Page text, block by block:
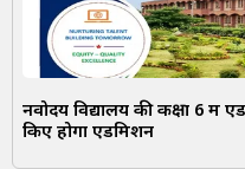
नवोदय विद्यालय की कक्षा 6 में
किए होगा एडमिशन